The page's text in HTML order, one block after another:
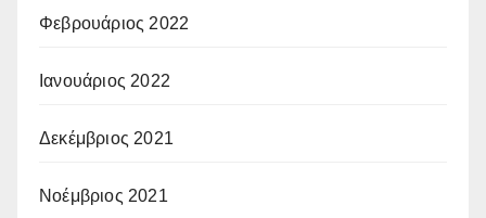
Φεβρουάριος 2022
Ιανουάριος 2022
Δεκέμβριος 2021
Νοέμβριος 2021